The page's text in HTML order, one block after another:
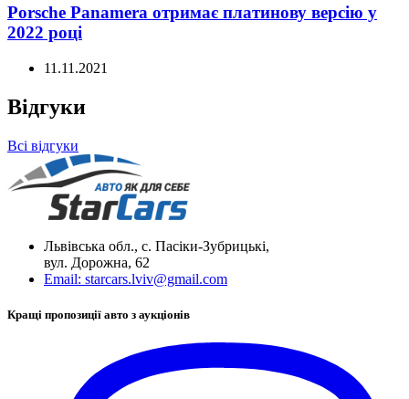
Porsche Panamera отримає платинову версію у
2022 році
11.11.2021
Відгуки
Всі відгуки
Львівська обл., с. Пасіки-Зубрицькі,
вул. Дорожна, 62
Email: starcars.lviv@gmail.com
Кращі пропозиції авто з аукціонів